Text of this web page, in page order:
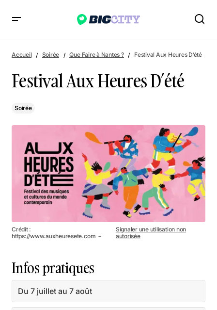
Accueil Soirée Que Faire à Nantes ? Festival Aux Heures D’été
Festival Aux Heures D’été
Soirée
Crédit :
https://www.auxheuresete.com －
Signaler une utilisation non
autorisée
Infos pratiques
Du 7 juillet au 7 août